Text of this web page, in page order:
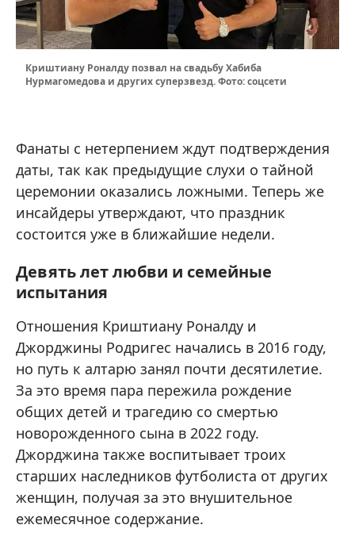
Криштиану Роналду позвал на свадьбу Хабиба
Нурмагомедова и других суперзвезд. Фото: соцсети
Фанаты с нетерпением ждут подтверждения
даты, так как предыдущие слухи о тайной
церемонии оказались ложными. Теперь же
инсайдеры утверждают, что праздник
состоится уже в ближайшие недели.
Девять лет любви и семейные
испытания
Отношения Криштиану Роналду и
Джорджины Родригес начались в 2016 году,
но путь к алтарю занял почти десятилетие.
За это время пара пережила рождение
общих детей и трагедию со смертью
новорожденного сына в 2022 году.
Джорджина также воспитывает троих
старших наследников футболиста от других
женщин, получая за это внушительное
ежемесячное содержание.